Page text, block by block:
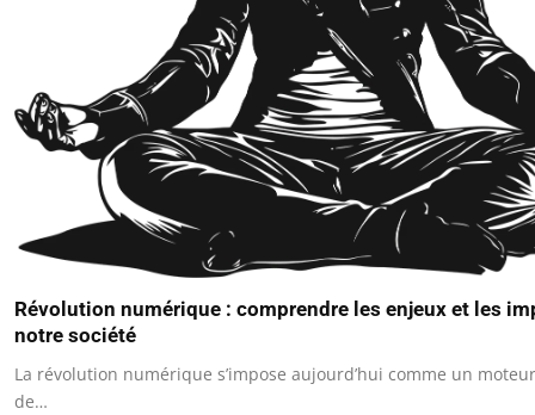
Révolution numérique : comprendre les enjeux et les
notre société
La révolution numérique s’impose aujourd’hui comme un
de…